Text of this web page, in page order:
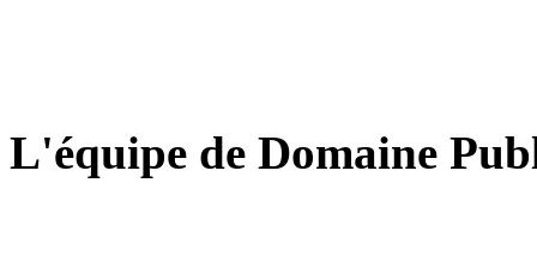
L'équipe de Domaine